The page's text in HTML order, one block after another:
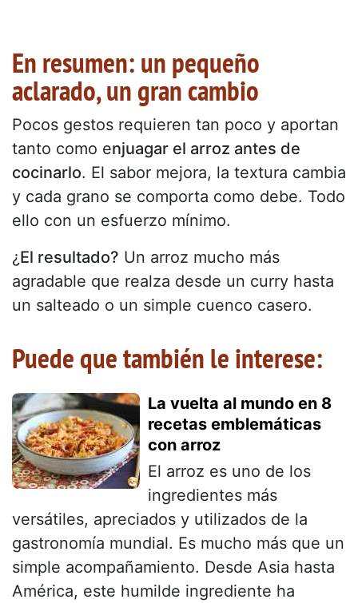
En resumen: un pequeño
aclarado, un gran cambio
Pocos gestos requieren tan poco y aportan
tanto como enjuagar el arroz antes de
cocinarlo. El sabor mejora, la textura cambia
y cada grano se comporta como debe. Todo
ello con un esfuerzo mínimo.
¿El resultado? Un arroz mucho más
agradable que realza desde un curry hasta
un salteado o un simple cuenco casero.
Puede que también le interese:
La vuelta al mundo en 8
recetas emblemáticas
con arroz
El arroz es uno de los
ingredientes más
versátiles, apreciados y utilizados de la
gastronomía mundial. Es mucho más que un
simple acompañamiento. Desde Asia hasta
América, este humilde ingrediente ha